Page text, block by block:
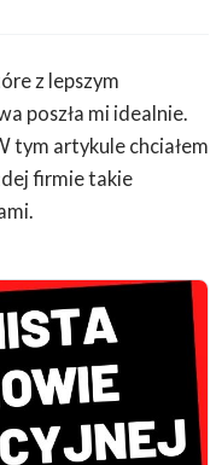
z lepszym
poszła mi idealnie.
tym artykule chciałem
firmie takie